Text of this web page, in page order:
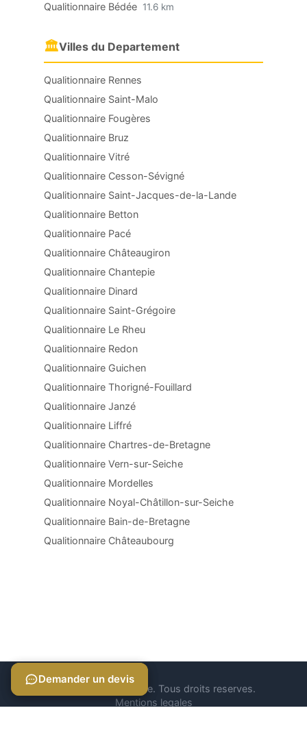
Qualitionnaire Bédée 11.6 km
🏛Villes du Departement
Qualitionnaire Rennes
Qualitionnaire Saint-Malo
Qualitionnaire Fougères
Qualitionnaire Bruz
Qualitionnaire Vitré
Qualitionnaire Cesson-Sévigné
Qualitionnaire Saint-Jacques-de-la-Lande
Qualitionnaire Betton
Qualitionnaire Pacé
Qualitionnaire Châteaugiron
Qualitionnaire Chantepie
Qualitionnaire Dinard
Qualitionnaire Saint-Grégoire
Qualitionnaire Le Rheu
Qualitionnaire Redon
Qualitionnaire Guichen
Qualitionnaire Thorigné-Fouillard
Qualitionnaire Janzé
Qualitionnaire Liffré
Qualitionnaire Chartres-de-Bretagne
Qualitionnaire Vern-sur-Seiche
Qualitionnaire Mordelles
Qualitionnaire Noyal-Châtillon-sur-Seiche
Qualitionnaire Bain-de-Bretagne
Qualitionnaire Châteaubourg
© 2026 Qualitionnaire. Tous droits reserves.
Mentions legales
Demander un devis
Demander un devis